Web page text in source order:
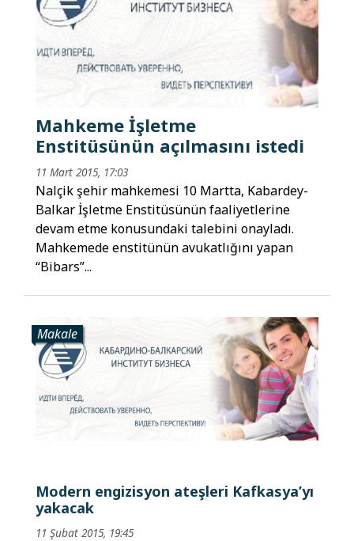
Mahkeme İşletme
Enstitüsünün açılmasını istedi
11 Mart 2015, 17:03
Nalçik şehir mahkemesi 10 Martta, Kabardey-
Balkar İşletme Enstitüsünün faaliyetlerine
devam etme konusundaki talebini onayladı.
Mahkemede enstitünün avukatlığını yapan
“Bibars”...
Makale
Modern engizisyon ateşleri Kafkasya’yı
yakacak
11 Şubat 2015, 19:45